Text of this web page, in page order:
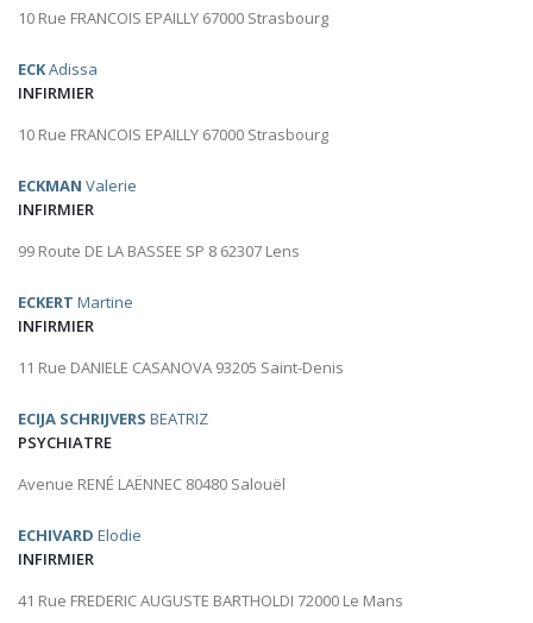
10 Rue FRANCOIS EPAILLY 67000 Strasbourg
ECKAdissa
INFIRMIER
10 Rue FRANCOIS EPAILLY 67000 Strasbourg
ECKMAN Valerie
INFIRMIER
99 Route DE LA BASSEE SP 8 62307 Lens
ECKERT Martine
INFIRMIER
11 Rue DANIELE CASANOVA 93205 Saint-Denis
ECIJA SCHRIJVERS BEATRIZ
PSYCHIATRE
Avenue RENÉ LAËNNEC 80480 Salouël
ECHIVARD Elodie
INFIRMIER
41 Rue FREDERIC AUGUSTE BARTHOLDI 72000 Le Mans